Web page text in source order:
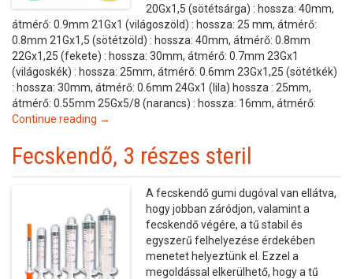
20Gx1,5 (sötétsárga) : hossza: 40mm,
átmérő: 0.9mm 21Gx1 (világoszöld) : hossza: 25 mm, átmérő:
0.8mm 21Gx1,5 (sötétzöld) : hossza: 40mm, átmérő: 0.8mm
22Gx1,25 (fekete) : hossza: 30mm, átmérő: 0.7mm 23Gx1
(világoskék) : hossza: 25mm, átmérő: 0.6mm 23Gx1,25 (sötétkék)
: hossza: 30mm, átmérő: 0.6mm 24Gx1 (lila) hossza : 25mm,
átmérő: 0.55mm 25Gx5/8 (narancs) : hossza: 16mm, átmérő:
Continue reading →
Fecskendő, 3 részes steril
A fecskendő gumi dugóval van ellátva,
hogy jobban záródjon, valamint a
fecskendő végére, a tű stabil és
egyszerű felhelyezése érdekében
menetet helyeztünk el. Ezzel a
megoldással elkerülhető, hogy a tű